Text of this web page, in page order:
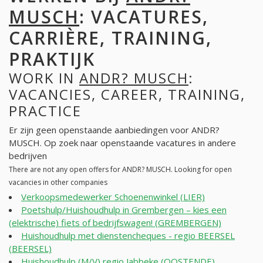
MUSCH: VACATURES,
CARRIÈRE, TRAINING,
PRAKTIJK
WORK IN ANDR? MUSCH:
VACANCIES, CAREER, TRAINING,
PRACTICE
Er zijn geen openstaande aanbiedingen voor ANDR?
MUSCH. Op zoek naar openstaande vacatures in andere
bedrijven
There are not any open offers for ANDR? MUSCH. Looking for open
vacancies in other companies
Verkoopsmedewerker Schoenenwinkel (LIER)
Poetshulp/Huishoudhulp in Grembergen – kies een
(elektrische) fiets of bedrijfswagen! (GREMBERGEN)
Huishoudhulp met dienstencheques - regio BEERSEL
(BEERSEL)